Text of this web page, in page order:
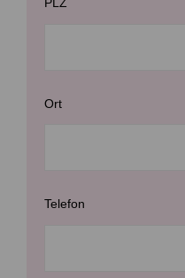
Ort
Telefon